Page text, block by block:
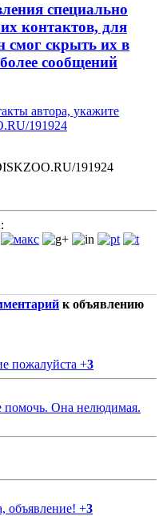
специально
контактов, для
смог скрыть их в
сообщений
автора, укажите
191924
191924
к объявлению
пожалуйста +3
Она нелюдимая.
объявление! +3